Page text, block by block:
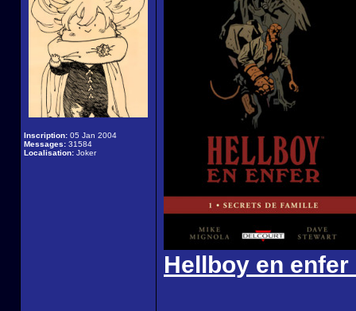
Inscription: 05 Jan 2004
Messages: 31584
Localisation: Joker
Hellboy en